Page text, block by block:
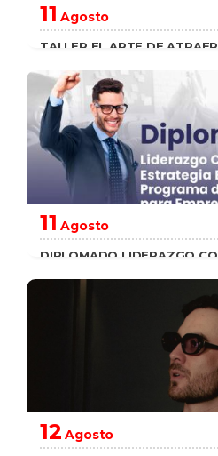
11 Agosto
TALLER EL ARTE DE
MODA"
saber
11 Agosto
DIPLOMADO LIDERAZGO
saber
12 Agosto